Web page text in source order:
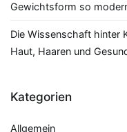
Gewichtsform so
Die Wissenschaft hinter
Haut, Haaren und
Kategorien
Allgemein